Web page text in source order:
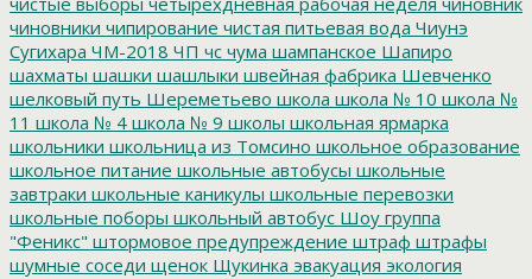
чиновники чипирование чистая питьевая вода Чиунэ
Сугихара ЧМ-2018 ЧП чс чума шампанское Шапиро
шахматы шашки шашлыки швейная фабрика Шевченко
шелковый путь Шереметьево школа школа № 10 школа №
11 школа № 4 школа № 9 школы школьная ярмарка
школьники школьница из Томсино школьное образование
школьное питание школьные автобусы школьные
завтраки школьные каникулы школьные перевозки
школьные поборы школьный автобус Шоу группа
"Феникс" штормовое предупреждение штраф штрафы
шумные соседи щенок Щукинка эвакуация экология